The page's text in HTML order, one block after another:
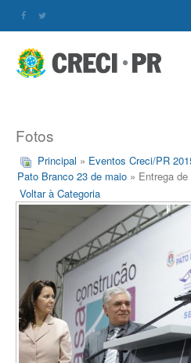
Fotos
Principal » Eventos Creci/PR
Pato Branco 23 de maio » Entrega
Voltar à Categoria